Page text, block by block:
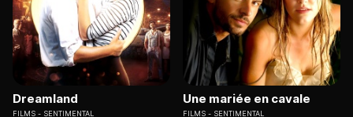
Dreamland
FILMS SENTIMENTAL
Une mariée en cavale
FILMS SENTIMENTAL